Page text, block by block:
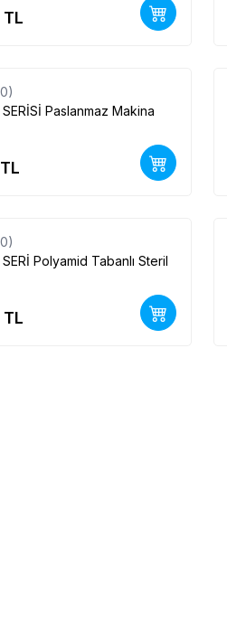
TL
SERİSİ Paslanmaz Makina
TL
SERİ Polyamid Tabanlı Steril
TL